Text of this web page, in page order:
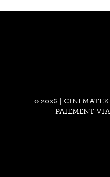
© 2026 | CINEMATEK
PAIEMENT